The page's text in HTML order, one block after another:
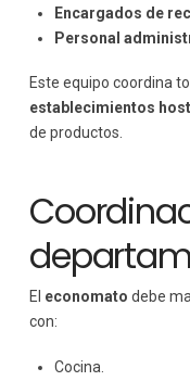
Encargados de
Personal
Este equipo coordina
establecimientos
de productos.
El economato debe
con:
Cocina.